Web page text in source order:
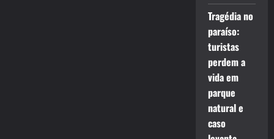
Tragédia no
paraíso:
turistas
perdem a
vida em
parque
natural e
caso